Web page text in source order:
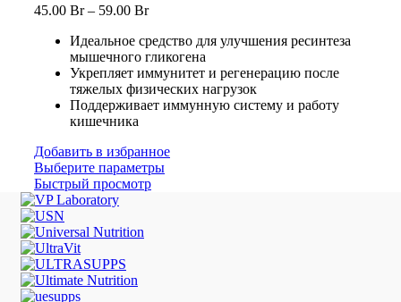
45.00 Br– 59.00 Br
Идеальное средство для улучшения ресинтеза
мышечного гликогена
Укрепляет иммунитет и регенерацию после
тяжелых физических нагрузок
Поддерживает иммунную систему и работу
кишечника
Добавить в избранное
Выберите параметры
Быстрый просмотр